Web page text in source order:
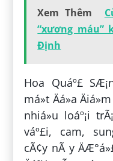
Xem Thêm
“xương máu”
Định
Hoa Quáº£
má»t Äá»a
nhiá»u loáº¡i
váº£i, cam,
cÃ¢y nÃ y